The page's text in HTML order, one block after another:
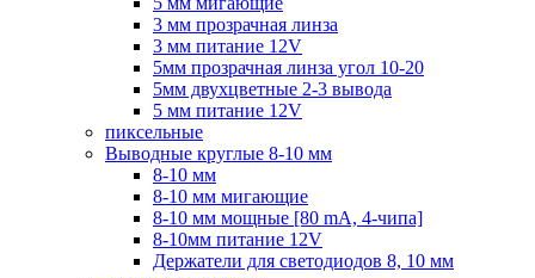
3 мм прозрачная линза
3 мм питание 12V
5мм прозрачная линза угол 10-20
5мм двухцветные 2-3 вывода
5 мм питание 12V
пиксельные
Выводные круглые 8-10 мм
8-10 мм
8-10 мм мигающие
8-10 мм мощные [80 mA, 4-чипа]
8-10мм питание 12V
Держатели для светодиодов 8, 10 мм